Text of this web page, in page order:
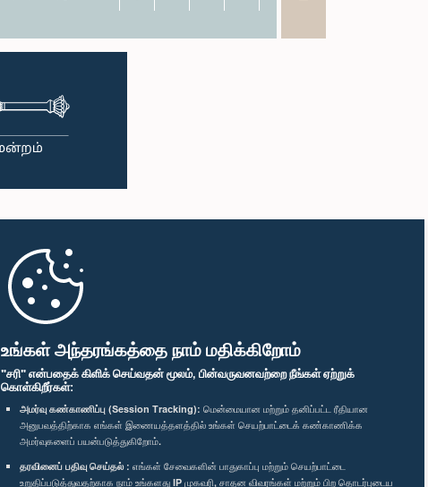
உங்கள் அந்தரங்கத்தை நாம் மதிக்கிறோம்
"சரி" என்பதைக் கிளிக் செய்வதன் மூலம், பின்வருவனவற்றை நீங்கள் ஏற்றுக்
கொள்கிறீர்கள்:
அமர்வு கண்காணிப்பு (Session Tracking): மென்மையான மற்றும் தனிப்பட்ட ரீதியான
அனுபவத்திற்காக எங்கள் இணையத்தளத்தில் உங்கள் செயற்பாட்டைக் கண்காணிக்க
அமர்வுகளைப் பயன்படுத்துகிறோம்.
தரவினைப் பதிவு செய்தல் : எங்கள் சேவைகளின் பாதுகாப்பு மற்றும் செயற்பாட்டை
உறுதிப்படுத்துவதற்காக நாம் உங்களது IP முகவரி, சாதன விவரங்கள் மற்றும் பிற தொடர்புடைய